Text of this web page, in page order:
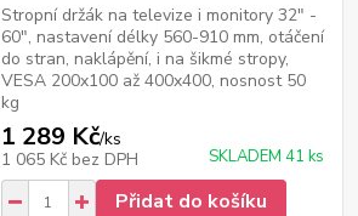
Stropní držák na televize i monitory 32" -
60", nastavení délky 560-910 mm, otáčení
do stran, naklápění, i na šikmé stropy,
VESA 200x100 až 400x400, nosnost 50
kg
1 289 Kč/ks
1 065 Kč bez DPH SKLADEM 41 ks
Přidat do košíku